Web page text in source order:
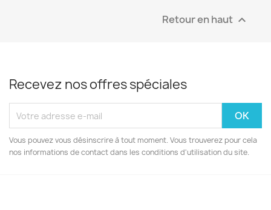
Retour en haut 
Recevez nos offres spéciales
Vous pouvez vous désinscrire à tout moment. Vous trouverez pour cela
nos informations de contact dans les conditions d'utilisation du site.